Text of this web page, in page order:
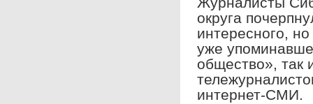
округа
интересного,
уже
общество», так
интернет-СМИ.